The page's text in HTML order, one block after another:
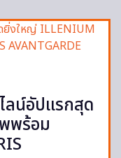
ลน์อัปแรกสุด
พร้อม